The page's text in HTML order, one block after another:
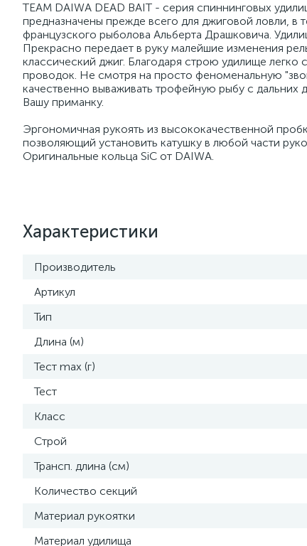
TEAM DAIWA DEAD BAIT - серия спиннинговых
предназначены прежде всего для джиговой ловли,
французского рыболова Альберта Драшковича.
Прекрасно передает в руку малейшие изменения
классический джиг. Благодаря строю удилище
проводок. Не смотря на просто феноменальную
качественно вываживать трофейную рыбу с дальних
Вашу приманку.
Эргономичная рукоять из высококачественной
позволяющий установить катушку в любой части
Оригинальные кольца SiC от DAIWA.
Характеристики
Производитель
Артикул
Тип
Длина (м)
Тест max (г)
Тест
Класс
Строй
Трансп. длина (см)
Количество секций
Материал рукоятки
Материал удилища